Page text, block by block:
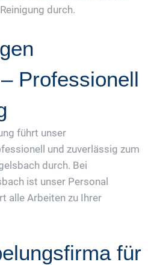
durch.
Professionell
führt unser
und zuverlässig zum
durch. Bei
ist unser Personal
alle Arbeiten zu Ihrer
für